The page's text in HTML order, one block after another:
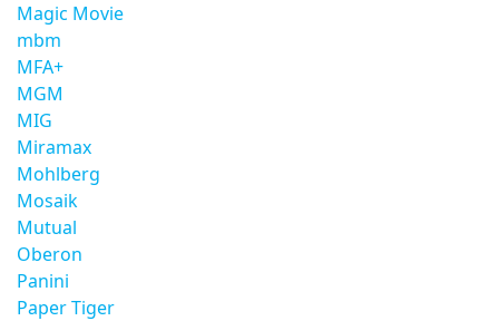
Magic Movie
mbm
MFA+
MGM
MIG
Miramax
Mohlberg
Mosaik
Mutual
Oberon
Panini
Paper Tiger